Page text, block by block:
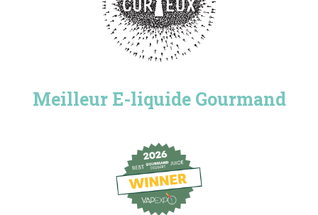
Meilleur E-liquide Gourmand